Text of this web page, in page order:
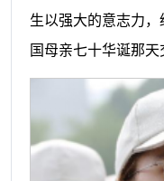
生以强大的意志力
国母亲七十华诞那天